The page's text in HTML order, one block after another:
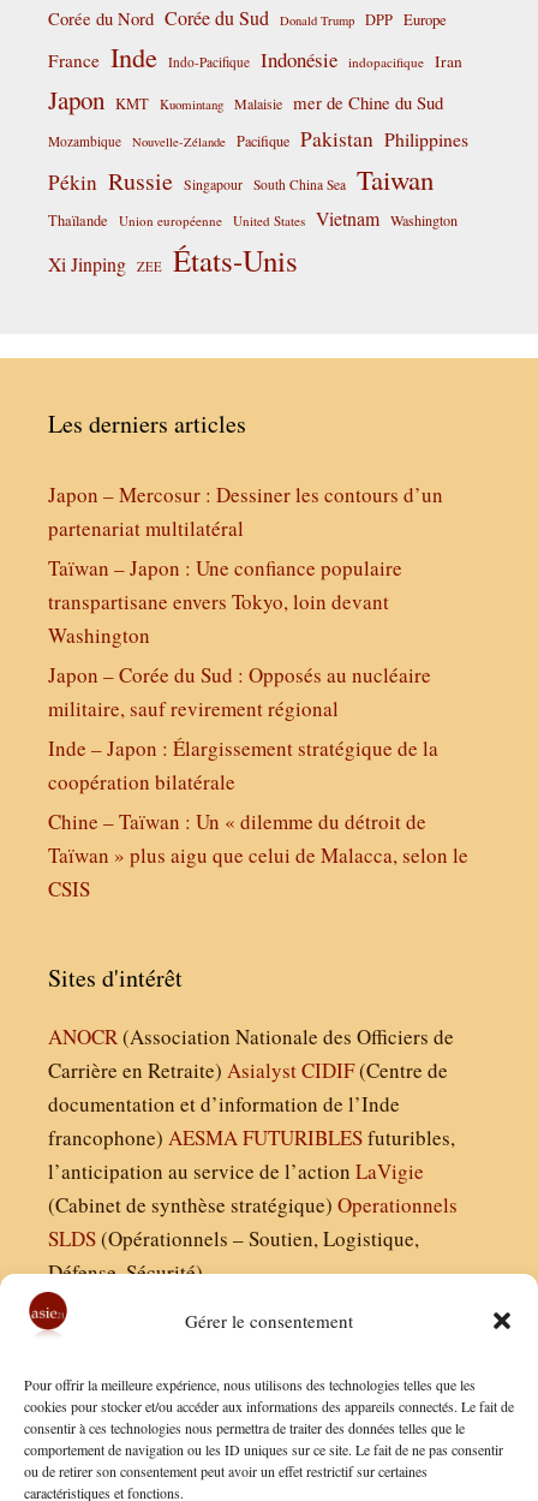
Gérer le consentement
Pour offrir la meilleure expérience, nous utilisons des technologies telles que les
cookies pour stocker et/ou accéder aux informations des appareils connectés. Le fait de
consentir à ces technologies nous permettra de traiter des données telles que le
comportement de navigation ou les ID uniques sur ce site. Le fait de ne pas consentir
ou de retirer son consentement peut avoir un effet restrictif sur certaines
caractéristiques et fonctions.
Corée du Nord Corée du Sud Donald Trump DPP Europe
France Inde Indo-Pacifique Indonésie indopacifique Iran
Japon KMT Kuomintang Malaisie mer de Chine du Sud
Mozambique Nouvelle-Zélande Pacifique Pakistan Philippines
Pékin Russie Singapour South China Sea Taiwan
Thaïlande Union européenne United States Vietnam Washington
Xi Jinping ZEE États-Unis
Les derniers articles
Japon – Mercosur : Dessiner les contours d’un
partenariat multilatéral
Taïwan – Japon : Une confiance populaire
transpartisane envers Tokyo, loin devant
Washington
Japon – Corée du Sud : Opposés au nucléaire
militaire, sauf revirement régional
Inde – Japon : Élargissement stratégique de la
coopération bilatérale
Chine – Taïwan : Un « dilemme du détroit de
Taïwan » plus aigu que celui de Malacca, selon le
CSIS
Sites d'intérêt
ANOCR(Association Nationale des Officiers de
Carrière en Retraite) AsialystCIDIF(Centre de
documentation et d’information de l’Inde
francophone) AESMAFUTURIBLESfuturibles,
l’anticipation au service de l’action LaVigie
(Cabinet de synthèse stratégique) Operationnels
SLDS(Opérationnels – Soutien, Logistique,
Défense, Sécurité)
Finaldées EURL
Siège social : 13 avenue Boudon, 75016, Paris
Nous contacter